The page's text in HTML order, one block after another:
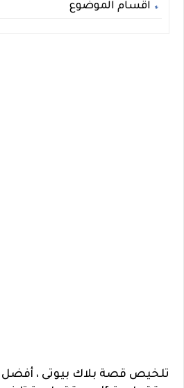
اقسام الموضوع
تلخيص قصة بلاك بيوتى ،